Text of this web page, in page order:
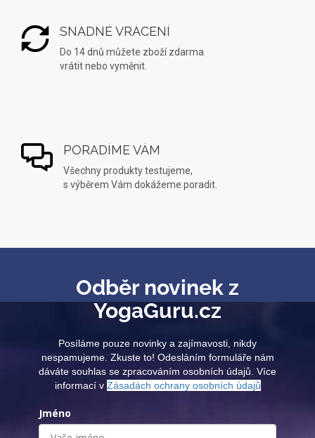
SNADNÉ VRÁCENÍ
Do 14 dnů můžete zboží zdarma
vrátit nebo vyměnit.
PORADÍME VÁM
Všechny produkty testujeme,
s výběrem Vám dokážeme poradit.
Odběr novinek z
YogaGuru.cz
Posíláme pouze novinky a zajímavosti, nikdy
nespamujeme. Zkuste to! Odesláním formuláře nám
dáváte souhlas se zpracováním osobních údajů. Více
informací v Zásadách ochrany osobních údajů
Jméno